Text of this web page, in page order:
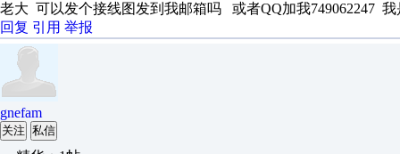
老大 可以发个接线图发到我邮箱吗 或者QQ加我749062247
回复 引用 举报
gnefam
关注 私信